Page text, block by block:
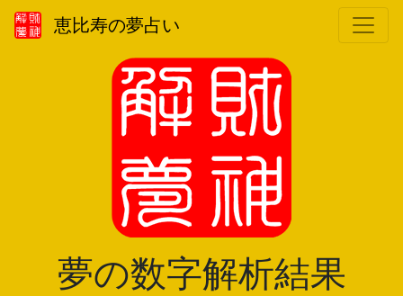
恵比寿の夢占い
夢の数字解析結果